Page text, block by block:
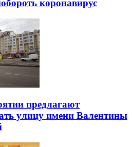
коронавирус
предлагают
улицу имени Валентины